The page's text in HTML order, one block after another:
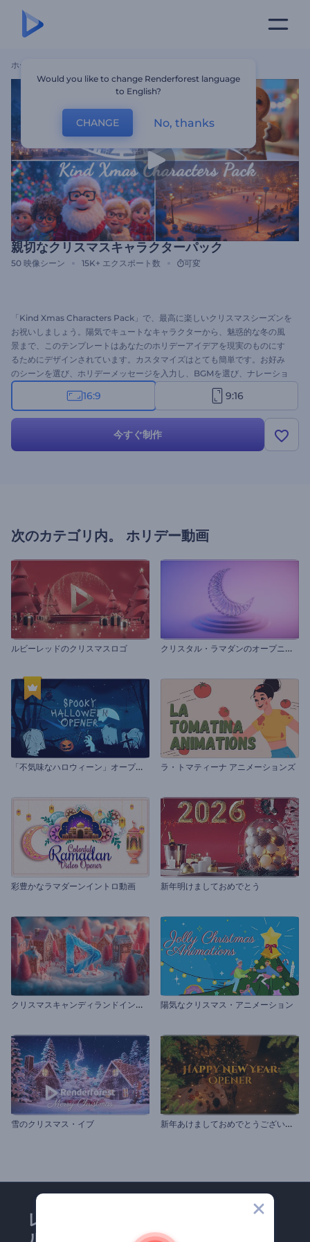
ホーム
親切なクリスマスキャラクターパック
50 映像シーン 15K+ エクスポート数 可変
「Kind Xmas Characters Pack」で、最高に楽しいクリスマスシーズンを
お祝いしましょう。陽気でキュートなキャラクターから、魅惑的な冬の風
景まで、このテンプレートはあなたのホリデーアイデアを現実のものにす
るためにデザインされています。カスタマイズはとても簡単です。お好み
のシーンを選び、ホリデーメッセージを入力し、BGMを選び、ナレーショ
ンをアップロードまたは録音するだけです。グリーティングビデオ、ホリ
デーイベントの招待状、季節のCM、お知らせなど、様々な用途に最適で
16:9 9:16
今すぐ制作
次のカテゴリ内。 ホリデー動画
ルビーレッドのクリスマスロゴ ク
リスタル・ラマダンのオープニング動画
「
不気味なハロウィーン」オープニング動画 ラ・トマティーナ アニメーションズ
彩豊かなラマダーンイントロ動画 新年明けましておめでとう
ク
リスマスキャンディランドイントロ 陽気なクリスマス・アニメーション
雪のクリスマス・イブ 新
年あけましておめでとうございます
レンダーフォレストのメー
Would you like to change Renderforest language
to English?
CHANGE No, thanks